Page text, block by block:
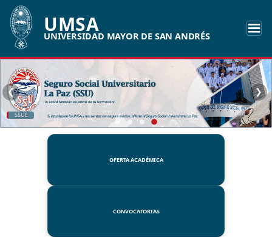
UMSA
UNIVERSIDAD MAYOR DE SAN ANDRÉS
SSUE
❮ ❯
OFERTA ACADÉMICA
CONVOCATORIAS